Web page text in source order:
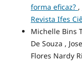
forma eficaz? ,
Revista Ifes
Michelle Bins
De Souza ,
Flores Nardy